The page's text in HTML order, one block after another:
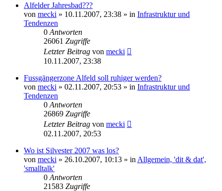
Alfelder Jahresbad???
von mecki » 10.11.2007, 23:38 » in Infrastruktur und
Tendenzen
0 Antworten
26061 Zugriffe
Letzter Beitrag von mecki
10.11.2007, 23:38
Fussgängerzone Alfeld soll ruhiger werden?
von mecki » 02.11.2007, 20:53 » in Infrastruktur und
Tendenzen
0 Antworten
26869 Zugriffe
Letzter Beitrag von mecki
02.11.2007, 20:53
Wo ist Silvester 2007 was los?
von mecki » 26.10.2007, 10:13 » in Allgemein, 'dit & dat',
'smalltalk'
0 Antworten
21583 Zugriffe